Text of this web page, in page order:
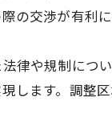
の交渉が有利に
律や規制につ
します。調整